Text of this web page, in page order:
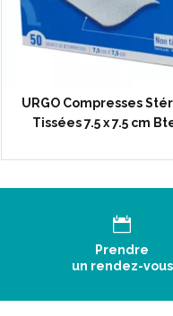
URGO Compresses
Tissées 7.5 x 7.5 cm
Prendre
un rendez-vous